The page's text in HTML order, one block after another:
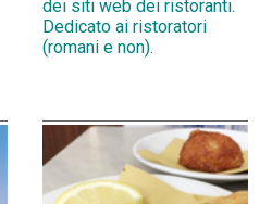
dei siti web dei ristoranti.
Dedicato ai ristoratori
(romani e non).